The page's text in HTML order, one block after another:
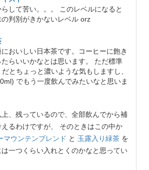
して苦い。。。 このレベルになると
判別がきかないレベル orz
おいしい日本茶です。コーヒーに飽き
らいいかなとは思います。 ただ標準
とちょっと濃いような気もしますし、
でもう一度飲んでみたいなと思いま
、残っているので、全部飲んでから補
るわけですが、 そのときはこの中か
マウンテンブレンド と 玉露入り緑茶 を
一つくらい入れとくのかなと思ってい